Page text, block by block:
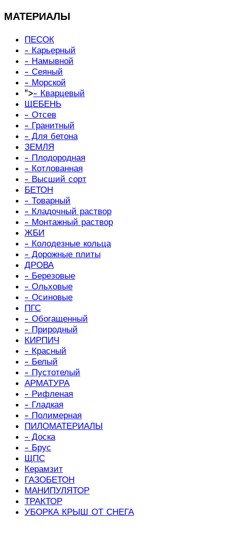
МАТЕРИАЛЫ
ПЕСОК
- Карьерный
- Намывной
- Сеяный
- Морской
">- Кварцевый
ЩЕБЕНЬ
- Отсев
- Гранитный
- Для бетона
ЗЕМЛЯ
- Плодородная
- Котлованная
- Высший сорт
БЕТОН
- Товарный
- Кладочный раствор
- Монтажный раствор
ЖБИ
- Колодезные кольца
- Дорожные плиты
ДРОВА
- Березовые
- Ольховые
- Осиновые
ПГС
- Обогащенный
- Природный
КИРПИЧ
- Красный
- Белый
- Пустотелый
АРМАТУРА
- Рифленая
- Гладкая
- Полимерная
ПИЛОМАТЕРИАЛЫ
- Доска
- Брус
ЩПС
Керамзит
ГАЗОБЕТОН
МАНИПУЛЯТОР
ТРАКТОР
УБОРКА КРЫШ ОТ СНЕГА